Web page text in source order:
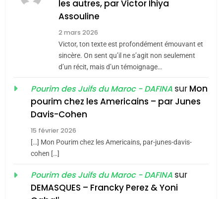
JUDAISME
Maroc : Les amandes de
Tafraout, le miel de Tadla
Azilal consacrés produits
du terroir
DAFINA MAROC
Oeil ravageur – Vanessa
De Loya Stauber
«Tu dis génocide, je dis
guerre»: La nouvelle
les autres, par Victor Ihiya
Assouline
2 mars 2026
Victor, ton texte est profondément émouvant et
sincère. On sent qu’il ne s’agit non seulement
d’un récit, mais d’un témoignage…
Pourim des Juifs du Maroc - DAFINA sur Mon
pourim chez les Americains – par Junes
Davis-Cohen
15 février 2026
[…] Mon Pourim chez les Americains, par-junes-davis-
cohen […]
Pourim des Juifs du Maroc - DAFINA sur
DEMASQUES – Francky Perez & Yoni
2025, l’année la plus
d’ADL contre
l’antisémitisme
FRANCE ISRAÉL